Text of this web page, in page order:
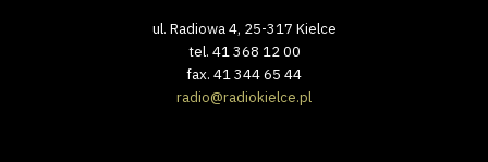
ul. Radiowa 4, 25-317 Kielce
tel. 41 368 12 00
fax. 41 344 65 44
radio@radiokielce.pl